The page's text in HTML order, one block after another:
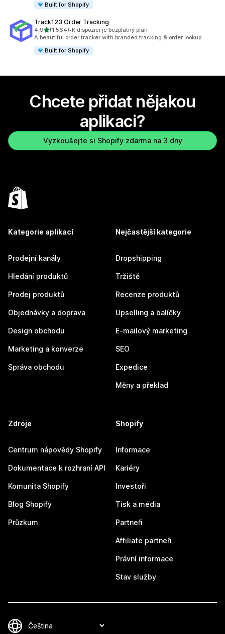
Built for Shopify
Track123 Order Tracking
4,9z 5 hvězd
(1 564)
Celkový počet recenzí: 1564
•K dispozici je bezplatný plán
A beautiful order tracker with branded tracking & order lookup
Built for Shopify
Chcete přidat nějakou
aplikaci?
Vyzkoušejte si Shopify zdarma na 3 dny
Kategorie aplikací
Prodejní kanály
Hledání produktů
Prodej produktů
Objednávky a doprava
Design obchodu
Marketing a konverze
Správa obchodu
Nejčastější kategorie
Dropshipping
Tržiště
Recenze produktů
Upselling a balíčky
E-mailový marketing
SEO
Expedice
Měny a překlad
Zdroje
Centrum nápovědy Shopify
Dokumentace k rozhraní API
Komunita Shopify
Blog Shopify
Průzkum
Shopify
Informace
Kariéry
Investoři
Tisk a média
Partneři
Affiliate partneři
Právní informace
Stav služby